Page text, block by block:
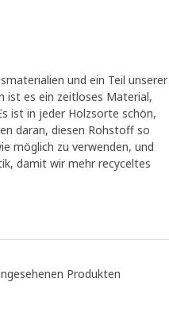
und ein Teil unserer
ist es ein zeitloses Material,
ist in jeder Holzsorte schön,
daran, diesen Rohstoff so
möglich zu verwenden, und
damit wir mehr recyceltes
Produkten